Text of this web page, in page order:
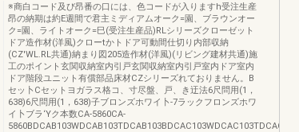
※商白コード及び昂番の口には、色コードが入りますh受注生産
昂の納期は約E週間で君主ミディアムオーク=園、ブラウンオー
ク=園、ライトオーク=巳(受注生産品)RLシリーズクローゼット
ドア造作材(洋風)クローtかトドア可動間仕切り内部収納
(CZ'WL.RL共通)納まり図205造作材(洋風)(リビング建材共通)施
工のポイント玄関収納室内引戸玄関収納室内引戸室内ドア室内
ドア階段ユニット有償部品床材CZシリーズれておりません。B
セッ卜Cセットヨガラス格コ、寸尽盤、戸、き迂法6尺問用(1，
638)6尺問用(1，638)子ブロンズホワイ卜-7ラックフロンズホワ
イ卜ブラ‘Yク本数CA-5860CA-